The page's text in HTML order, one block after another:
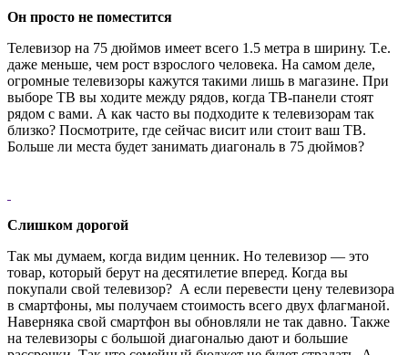
Он просто не поместится
Телевизор на 75 дюймов имеет всего 1.5 метра в ширину. Т.е.
даже меньше, чем рост взрослого человека. На самом деле,
огромные телевизоры кажутся такими лишь в магазине. При
выборе ТВ вы ходите между рядов, когда ТВ-панели стоят
рядом с вами. А как часто вы подходите к телевизорам так
близко? Посмотрите, где сейчас висит или стоит ваш ТВ.
Больше ли места будет занимать диагональ в 75 дюймов?
Слишком дорогой
Так мы думаем, когда видим ценник. Но телевизор — это
товар, который берут на десятилетие вперед. Когда вы
покупали свой телевизор? А если перевести цену телевизора
в смартфоны, мы получаем стоимость всего двух флагманой.
Наверняка свой смартфон вы обновляли не так давно. Также
на телевизоры с большой диагональю дают и большие